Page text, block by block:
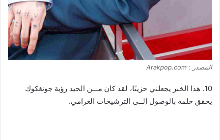
المصدر : Arakpop.com
10. هذا الخبر يجعلني حزينًا، لقد كان مـــن الجيد رؤية جونغكوك
يحقق حلمه بالوصول إلــى الترشيحات الغرامي.